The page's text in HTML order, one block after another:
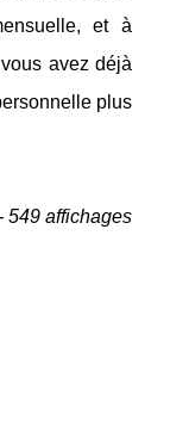
et à
avez déjà
plus
549 affichages